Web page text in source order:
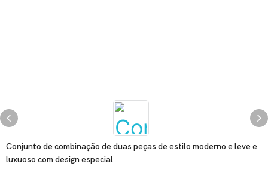
Conjunto de combinação de duas peças de estilo moderno e leve e
luxuoso com design especial